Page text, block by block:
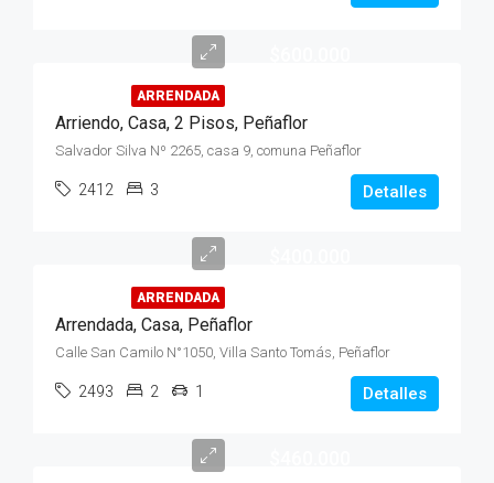
ARRENDADA
Arriendo, Casa, 2 Pisos, Peñaflor
Salvador Silva Nº 2265, casa 9, comuna Peñaflor
2412 3 Detalles
ARRENDADA
Arrendada, Casa, Peñaflor
Calle San Camilo N°1050, Villa Santo Tomás, Peñaflor
2493 2 1 Detalles